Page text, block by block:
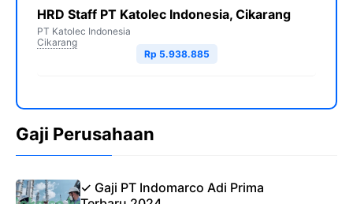
HRD Staff PT Katolec Indonesia, Cikarang
PT Katolec Indonesia
Cikarang
Rp 5.938.885
Gaji Perusahaan
✓ Gaji PT Indomarco Adi Prima